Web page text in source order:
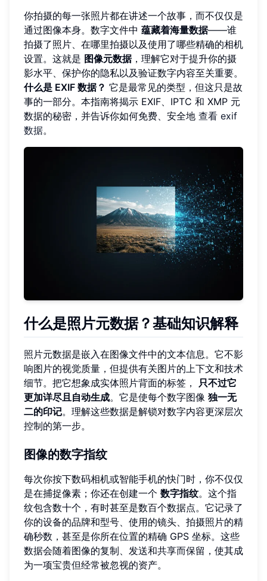
你拍摄的每一张照片都在讲述一个故事，而不仅仅是
通过图像本身。数字文件中 蕴藏着海量数据——谁
拍摄了照片、在哪里拍摄以及使用了哪些精确的相机
设置。这就是 图像元数据，理解它对于提升你的摄
影水平、保护你的隐私以及验证数字内容至关重要。
什么是 EXIF 数据？ 它是最常见的类型，但这只是故
事的一部分。本指南将揭示 EXIF、IPTC 和 XMP 元
数据的秘密，并告诉你如何免费、安全地 查看 exif
数据。
什么是照片元数据？基础知识解释
照片元数据是嵌入在图像文件中的文本信息。它不影
响图片的视觉质量，但提供有关图片的上下文和技术
细节。把它想象成实体照片背面的标签， 只不过它
更加详尽且自动生成。它是使每个数字图像 独一无
二的印记。理解这些数据是解锁对数字内容更深层次
控制的第一步。
图像的数字指纹
每次你按下数码相机或智能手机的快门时，你不仅仅
是在捕捉像素；你还在创建一个 数字指纹。这个指
纹包含数十个，有时甚至是数百个数据点。它记录了
你的设备的品牌和型号、使用的镜头、拍摄照片的精
确秒数，甚至是你所在位置的精确 GPS 坐标。这些
数据会随着图像的复制、发送和共享而保留，使其成
为一项宝贵但经常被忽视的资产。